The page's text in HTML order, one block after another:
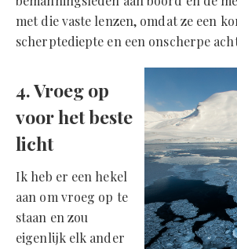
met die vaste lenzen, omdat ze een
scherptediepte en een onscherpe
4. Vroeg op
voor het beste
licht
Ik heb er een hekel
aan om vroeg op te
staan en zou
eigenlijk elk ander